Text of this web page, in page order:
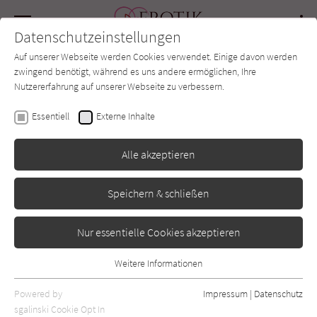
SUCHE Forum Charts Newsletter
Mina Miller
Rocky Mountain Men
Teil 2: Liebesgeheimnisse
Erschienen: September 2025
Datenschutzeinstellungen
Auf unserer Webseite werden Cookies verwendet. Einige davon werden
zwingend benötigt, während es uns andere ermöglichen, Ihre
Nutzererfahrung auf unserer Webseite zu verbessern.
Essentiell Externe Inhalte
Alle akzeptieren
Speichern & schließen
Nur essentielle Cookies akzeptieren
Essentielle Cookies werden für grundlegende Funktionen der
Webseite benötigt. Dadurch ist gewährleistet, dass die Webseite
Weitere Informationen
Powered by
sgalinski Cookie Opt In
Impressum | Datenschutz